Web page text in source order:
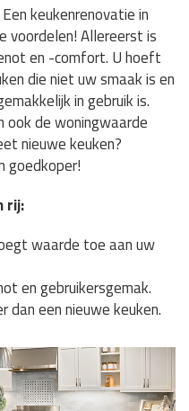
keukenrenovatie in
voordelen! Allereerst is
en -comfort. U hoeft
die niet uw smaak is en
in gebruik is.
ook de woningwaarde
nieuwe keuken?
goedkoper!
rij:
waarde toe aan uw
en gebruikersgemak.
dan een nieuwe keuken.